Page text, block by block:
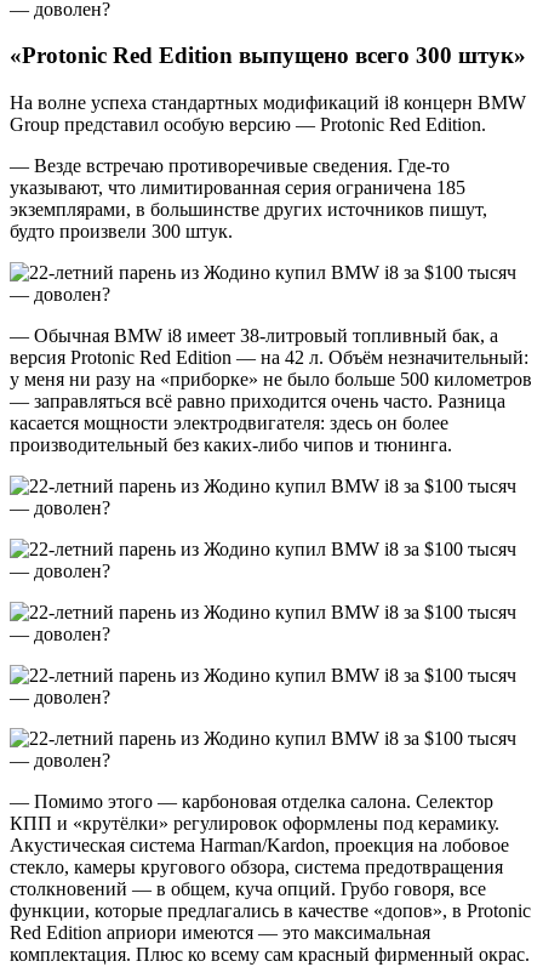
«Protonic Red Edition выпущено всего 300 штук»
На волне успеха стандартных модификаций i8 концерн BMW
Group представил особую версию — Protonic Red Edition.
— Везде встречаю противоречивые сведения. Где-то
указывают, что лимитированная серия ограничена 185
экземплярами, в большинстве других источников пишут,
будто произвели 300 штук.
— Обычная BMW i8 имеет 38-литровый топливный бак, а
версия Protonic Red Edition — на 42 л. Объём незначительный:
у меня ни разу на «приборке» не было больше 500 километров
— заправляться всё равно приходится очень часто. Разница
касается мощности электродвигателя: здесь он более
производительный без каких-либо чипов и тюнинга.
— Помимо этого — карбоновая отделка салона. Селектор
КПП и «крутёлки» регулировок оформлены под керамику.
Акустическая система Harman/Kardon, проекция на лобовое
стекло, камеры кругового обзора, система предотвращения
столкновений — в общем, куча опций. Грубо говоря, все
функции, которые предлагались в качестве «допов», в Protonic
Red Edition априори имеются — это максимальная
комплектация. Плюс ко всему сам красный фирменный окрас.